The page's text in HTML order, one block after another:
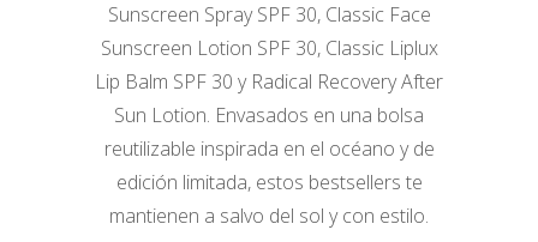
Sunscreen Spray SPF 30, Classic Face
Sunscreen Lotion SPF 30, Classic Liplux
Lip Balm SPF 30 y Radical Recovery After
Sun Lotion. Envasados en una bolsa
reutilizable inspirada en el océano y de
edición limitada, estos bestsellers te
mantienen a salvo del sol y con estilo.